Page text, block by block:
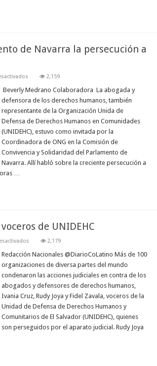
de Navarra la persecución a
en
Cruz
en
el
Parlamento
de
la
persecución
defensores
de
los
2,159
Beverly Medrano Colaboradora La abogada y
defensora de los derechos humanos, también
representante de la Organización Unida de
Defensa de Derechos Humanos en Comunidades
(UNIDEHC), estuvo como invitada por la
Coordinadora de ONG en la Comisión de
Convivencia y Solidaridad del Parlamento de
Navarra. Allí habló sobre la creciente persecución a
…
de UNIDEHC
en
remover
imputados
voceros
de
2,179
Redacción Nacionales @DiarioCoLatino Más de 100
organizaciones de diversa partes del mundo
condenaron las acciones judiciales en contra de los
abogados y defensores de derechos humanos,
Ivania Cruz, Rudy Joya y Fidel Zavala, voceros de la
Unidad de Defensa de Derechos Humanos y
Comunitarios de El Salvador (UNIDEHC), quienes
son perseguidos por el aparato judicial. Rudy Joya